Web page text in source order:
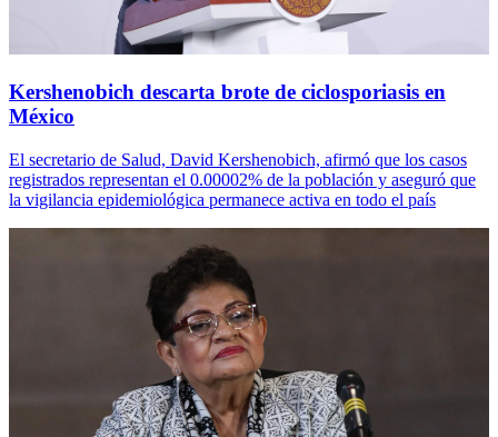
Kershenobich descarta brote de ciclosporiasis en
México
El secretario de Salud, David Kershenobich, afirmó que los casos
registrados representan el 0.00002% de la población y aseguró que
la vigilancia epidemiológica permanece activa en todo el país